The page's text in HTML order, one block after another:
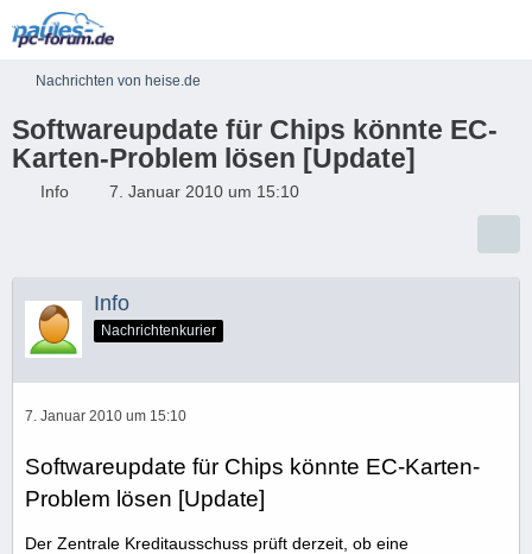
Nachrichten von heise.de
Softwareupdate für Chips könnte EC-
Karten-Problem lösen [Update]
Info 7. Januar 2010 um 15:10
Info
Nachrichtenkurier
7. Januar 2010 um 15:10
Softwareupdate für Chips könnte EC-Karten-
Problem lösen [Update]
Der Zentrale Kreditausschuss prüft derzeit, ob eine